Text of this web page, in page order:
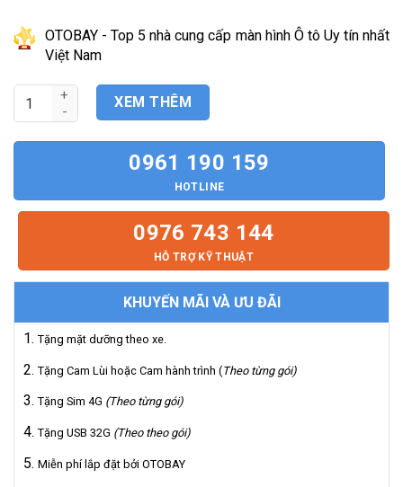
tại
là:
3.850.000₫.
OTOBAY - Top 5 nhà cung cấp màn hình Ô tô Uy tín nhất
Việt Nam
Màn Hình Android Toyota Innova 2007-2015 số lượng
XEM THÊM
0961 190 159
HOTLINE
0976 743 144
HỖ TRỢ KỸ THUẬT
KHUYẾN MÃI VÀ ƯU ĐÃI
Tặng mặt dưỡng theo xe.
Tặng Cam Lùi hoặc Cam hành trình (Theo từng gói)
Tặng Sim 4G (Theo từng gói)
Tặng USB 32G (Theo theo gói)
Miễn phí lắp đặt bởi OTOBAY